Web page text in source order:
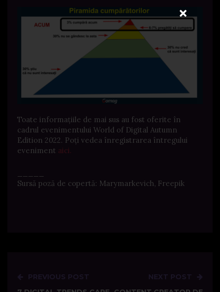
Toate informațiile de mai sus au fost oferite în
cadrul evenimentului World of Digital Autumn
Edition 2022. Poți vedea înregistrarea întregului
eveniment aici.
Sursă poză de copertă: Marymarkevich, Freepik
Post
PREVIOUS POST
NEXT POST